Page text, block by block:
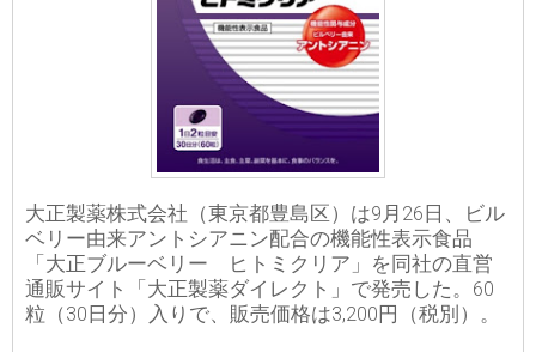
大正製薬株式会社（東京都豊島区）は9月26日、ビル
ベリー由来アントシアニン配合の機能性表示食品
「大正ブルーベリー ヒトミクリア」を同社の直営
通販サイト「大正製薬ダイレクト」で発売した。60
粒（30日分）入りで、販売価格は3,200円（税別）。